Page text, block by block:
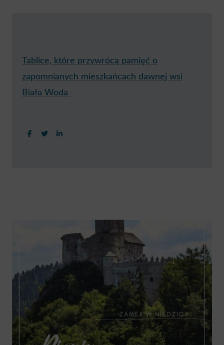
Tablice, które przywrócą pamięć o
zapomnianych mieszkańcach dawnej wsi
Biała Woda